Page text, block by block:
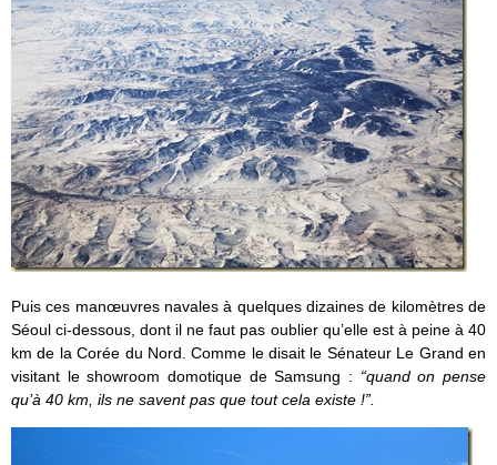
Puis ces manœuvres navales à quelques dizaines de kilomètres de
Séoul ci-dessous, dont il ne faut pas oublier qu’elle est à peine à 40
km de la Corée du Nord. Comme le disait le Sénateur Le Grand en
visitant le showroom domotique de Samsung : “quand on pense
qu’à 40 km, ils ne savent pas que tout cela existe !”.